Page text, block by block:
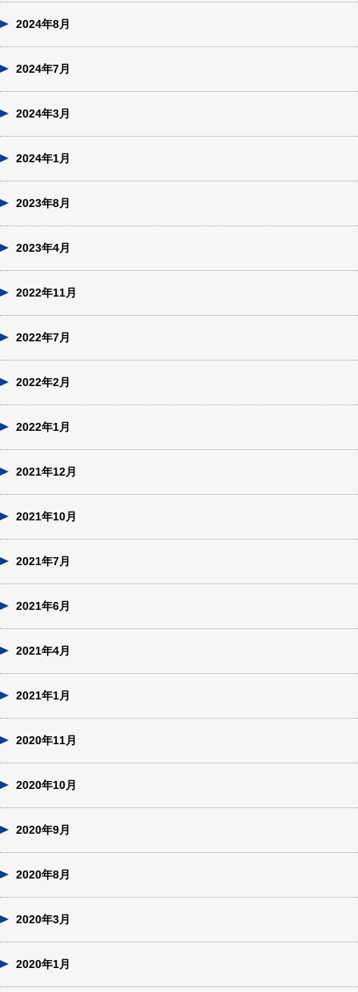
2024年8月
2024年7月
2024年3月
2024年1月
2023年8月
2023年4月
2022年11月
2022年7月
2022年2月
2022年1月
2021年12月
2021年10月
2021年7月
2021年6月
2021年4月
2021年1月
2020年11月
2020年10月
2020年9月
2020年8月
2020年3月
2020年1月